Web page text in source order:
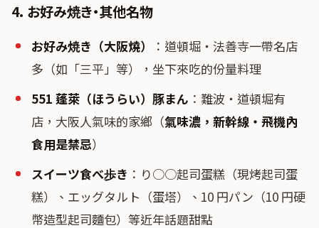
4. お好み焼き・其他名物
お好み焼き（大阪燒）
：道頓堀・法善寺一帶名店
多（如「三平」等），坐下來吃的份量料理
551 蓬萊（ほうらい）豚まん ：難波・道頓堀有
店，大阪人氣味的家鄉（氣味濃，新幹線・飛機內
食用是禁忌）
スイーツ食べ歩き ：り○○起司蛋糕（現烤起司蛋
糕）、エッグタルト（蛋塔）、10 円パン（10 円硬
幣造型起司麵包）等近年話題甜點